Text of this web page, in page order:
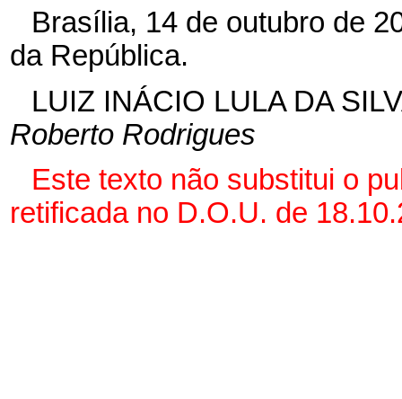
Brasília, 14 de outubro de
da República.
LUIZ INÁCIO LULA DA
Roberto Rodrigues
Este texto não substitui o
retificada no D.O.U. de